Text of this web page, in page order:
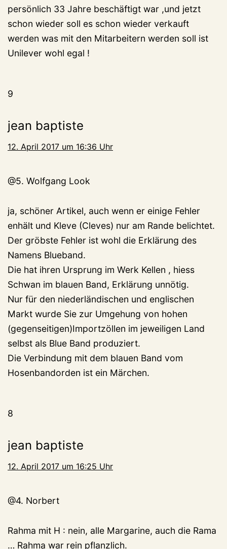
persönlich 33 Jahre beschäftigt war ,und jetzt
schon wieder soll es schon wieder verkauft
werden was mit den Mitarbeitern werden soll ist
Unilever wohl egal !
9
jean baptiste
12. April 2017 um 16:36 Uhr
@5. Wolfgang Look
ja, schöner Artikel, auch wenn er einige Fehler
enhält und Kleve (Cleves) nur am Rande belichtet.
Der gröbste Fehler ist wohl die Erklärung des
Namens Blueband.
Die hat ihren Ursprung im Werk Kellen , hiess
Schwan im blauen Band, Erklärung unnötig.
Nur für den niederländischen und englischen
Markt wurde Sie zur Umgehung von hohen
(gegenseitigen)Importzöllen im jeweiligen Land
selbst als Blue Band produziert.
Die Verbindung mit dem blauen Band vom
Hosenbandorden ist ein Märchen.
8
jean baptiste
12. April 2017 um 16:25 Uhr
@4. Norbert
Rahma mit H : nein, alle Margarine, auch die Rama
… Rahma war rein pflanzlich.